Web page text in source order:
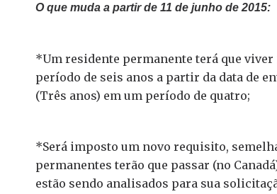
O que muda a partir de 11 de junho de 2015:
*Um residente permanente terá que viver
período de seis anos a partir da data de
(Três anos) em um período de quatro;
*Será imposto um novo requisito,
permanentes terão que passar (no
estão sendo analisados para sua